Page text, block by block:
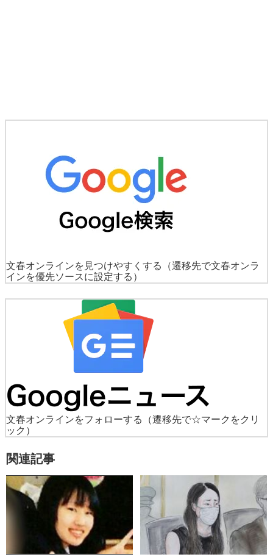
文春オンラインを見つけやすくする
（遷移先で文春オンラ
インを優先ソースに設定する）
文春オンラインをフォローする
（遷移先で☆マークをクリ
ック）
関連記事